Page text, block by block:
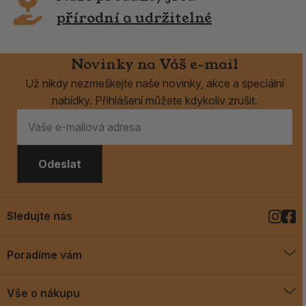
přírodní a udržitelné
Novinky na Váš e-mail
Už nikdy nezmeškejte naše novinky, akce a speciální
nabídky. Přihlášení můžete kdykoliv zrušit.
Odeslat
Poradíme vám
Vše o nákupu
Sledujte nás